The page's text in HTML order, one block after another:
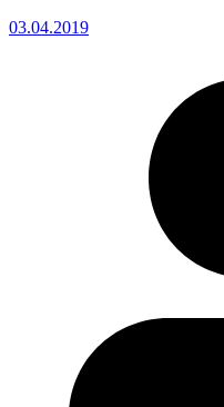
03.04.2019